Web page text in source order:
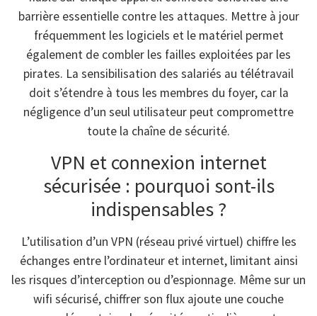
barrière essentielle contre les attaques. Mettre à jour
fréquemment les logiciels et le matériel permet
également de combler les failles exploitées par les
pirates. La sensibilisation des salariés au télétravail
doit s’étendre à tous les membres du foyer, car la
négligence d’un seul utilisateur peut compromettre
toute la chaîne de sécurité.
VPN et connexion internet
sécurisée : pourquoi sont-ils
indispensables ?
L’utilisation d’un VPN (réseau privé virtuel) chiffre les
échanges entre l’ordinateur et internet, limitant ainsi
les risques d’interception ou d’espionnage. Même sur un
wifi sécurisé, chiffrer son flux ajoute une couche